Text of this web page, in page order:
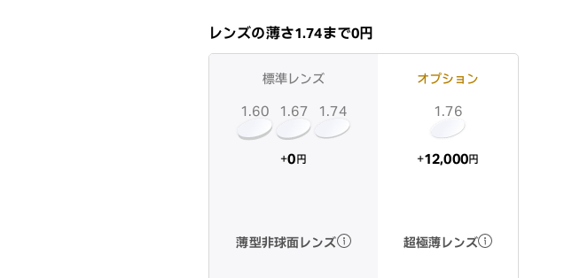
レンズの薄さ1.74まで0円
標準レンズ
1.60 1.67 1.74
+0 円
薄型非球面レンズ
オプション
1.76
+12,000円
超極薄レンズ